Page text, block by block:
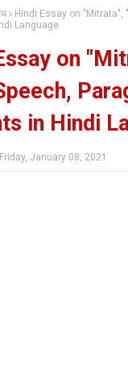
Hindi Essay on "Mitrata",
Language
on
in Hindi
Friday, January 08, 2021